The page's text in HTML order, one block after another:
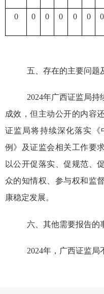
0 0 0 0 0 0 0
五、存在的主要问题
2024年广西证监局
成效，但主动公开的内容
证监局将持续深化落实 《
例》 及证监会相关工作要
以公开促落实、促规范、
众的知情权、参与权和监
康稳定发展。
六、其他需要报告的
2024年，广西证监局